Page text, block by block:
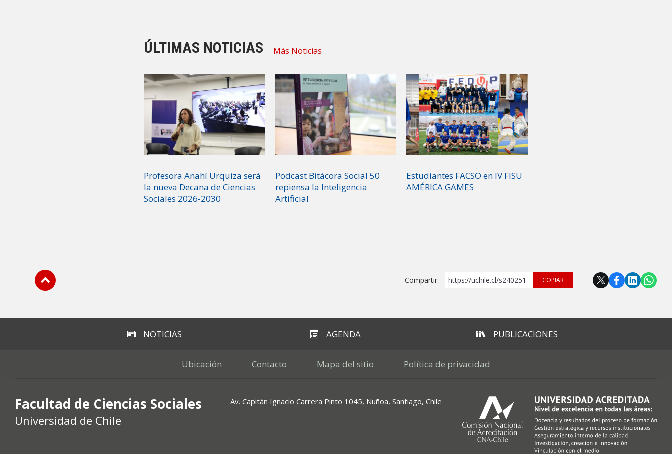
ÚLTIMAS NOTICIAS Más Noticias
Profesora Anahí Urquiza será
la nueva Decana de Ciencias
Sociales 2026-2030
Podcast Bitácora Social 50
repiensa la Inteligencia
Artificial
Estudiantes FACSO en IV FISU
AMÉRICA GAMES
Compartir: https://uchile.cl/s240251 COPIAR
NOTICIAS AGENDA PUBLICACIONES
Ubicación Contacto Mapa del sitio Política de privacidad
Facultad de Ciencias Sociales
Universidad de Chile
Av. Capitán Ignacio Carrera Pinto 1045, Ñuñoa, Santiago, Chile